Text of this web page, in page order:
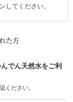
してください。
た方
でん天然水をご利
ください。